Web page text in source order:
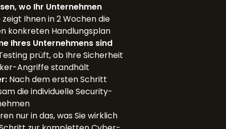
wo Ihr Unternehmen
Ihnen in 2 Wochen die
konkreten Handlungsplan
Ihres Unternehmens sind
prüft, ob Ihre Sicherheit
Angriffe standhält
Nach dem ersten Schritt
die individuelle Security-
nur in das, was Sie wirklich